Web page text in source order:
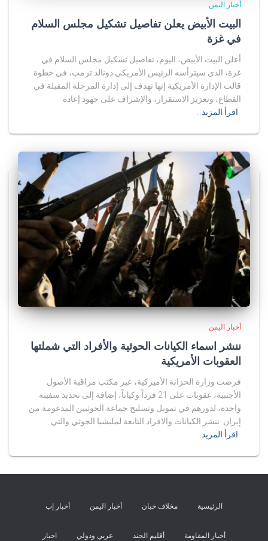
أخبار اليمن
البيت الأبيض يعلن تفاصيل تشكيل مجلس السلام
في غزة
أعلن البيت الأبيض، اليوم، تفاصيل تشكيل مجلس السلام في
غزة، الذي سيترأسه الرئيس الأمريكي دونالد ترمب، في خطوة
قالت الإدارة الأمريكية إنها تهدف إلى إدارة المرحلة المقبلة في
القطاع، وتعزيز الاستقرار، والإشراف على جهود إعادة
اقرأ المزيد…
أخبار اليمن
ننشر اسماء الكيانات الحوثية والأفراد التي شملتها
العقوبات الأمريكية
فرضت وزارة الخزانة الأميركية، عبر مكتب مراقبة الأصول
الأجنبية، عقوبات على 21 فرداً وكياناً، إضافة إلى تحديد سفينة
واحدة، لدورهم في تمويل وتسليح جماعة الحوثيين المدعومة من
إيران. ننشر الكيانات والافراد التابعة لمليشيا الحوثي والتي
اقرأ المزيد…
الرئيسية مخلاف خبان أخبار اليمن أخبار إب
أخبار المقاومة أقليم الجند عربي ودولي اخبار